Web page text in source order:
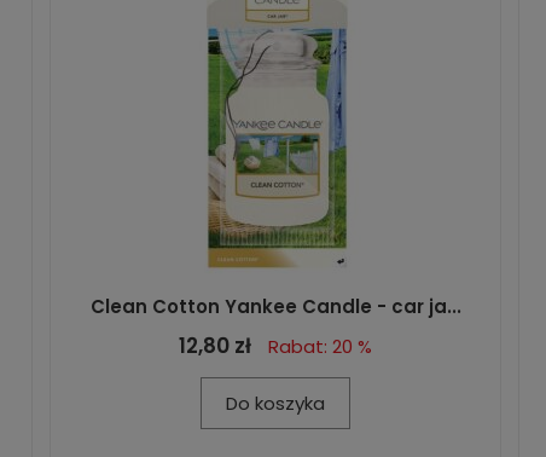
Clean Cotton Yankee Candle - car ja...
12,80 zł Rabat: 20 %
Do koszyka